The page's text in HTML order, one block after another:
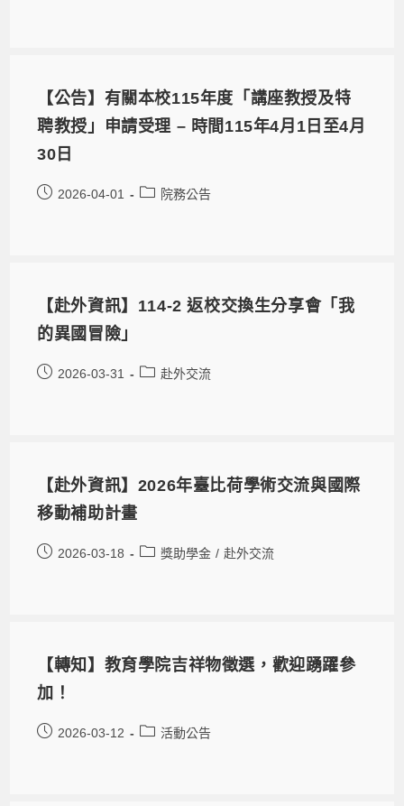
【公告】有關本校115年度「講座教授及特
聘教授」申請受理 – 時間115年4月1日至4月
30日
2026-04-01 院務公告
【赴外資訊】114-2 返校交換生分享會「我
的異國冒險」
2026-03-31 赴外交流
【赴外資訊】2026年臺比荷學術交流與國際
移動補助計畫
2026-03-18 獎助學金 / 赴外交流
【轉知】教育學院吉祥物徵選，歡迎踴躍參
加！
2026-03-12 活動公告